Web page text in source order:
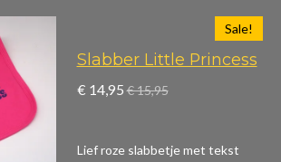
Sale!
Slabber Little Princess
€ 14,95 € 15,95
Lief roze slabbetje met tekst